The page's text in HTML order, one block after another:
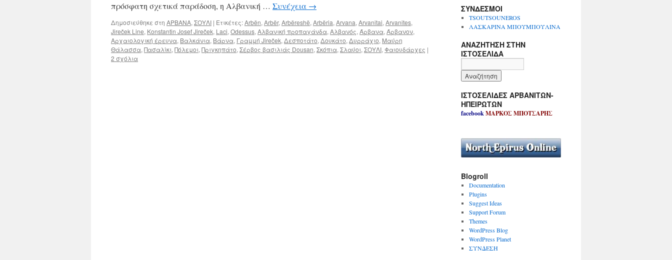
–
Δεσποτάτο
της
Ηπείρου
πρόσφατη σχετικά παράδοση, η Αλβανική … Συνέχεια →
Δημοσιεύθηκε στη ΑΡΒΑΝΑ, ΣΟΥΛΙ | Ετικέτες:Arbën, Arbër, Arbëreshë, Arbëria, Arvana, Arvanitai, Arvanites,
Jireček Line, Konstantin Josef Jireček, Laci, Odessus, Αλβανική προπαγάνδα, Αλβανός, Άρβανα, Άρβανον,
Αρχαιολογική έρευνα, Βαλκάνια, Βάρνα, Γραμμή Jireček, Δεσποτάτο, Δουκάτο, Δυρράχιο, Μαύρη
Θάλασσα, Πασαλίκι, Πόλεμοι, Πριγκηπάτο, Σέρβος βασιλιάς Dousan, Σκόπια, Σλαύοι, ΣΟΥΛΙ, Φαιουδάρχες |
2 σχόλια
ΣΥΝΔΕΣΜΟΙ
TSOUTSOUNEROS
ΛΑΣΚΑΡΙΝΑ ΜΠΟΥΜΠΟΥΛΙΝΑ
ΑΝΑΖΗΤΗΣΗ ΣΤΗΝ
ΙΣΤΟΣΕΛΙΔΑ
ΙΣΤΟΣΕΛΙΔΕΣ ΑΡΒΑΝΙΤΩΝ-
ΗΠΕΙΡΩΤΩΝ
facebookΜΑΡΚΟΣ ΜΠΟΤΣΑΡΗΣ
Blogroll
Documentation
Plugins
Suggest Ideas
Support Forum
Themes
WordPress Blog
WordPress Planet
ΣΥΝΔΕΣΗ